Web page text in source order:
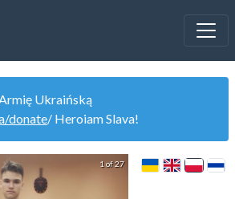
Ukraińską
donate/ Heroiam Slava!
1 of 27